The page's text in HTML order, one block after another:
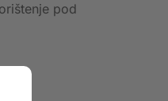
pod